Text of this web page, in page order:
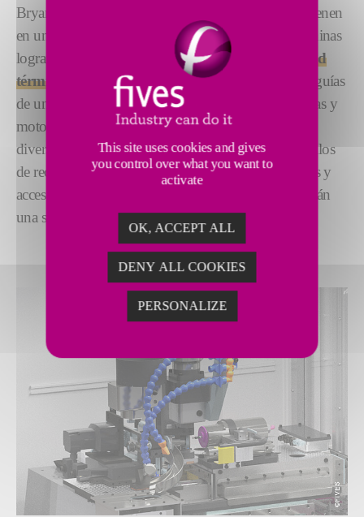
Bryant son adecuadas para muchas aplicaciones y vienen
en una variedad de tamaños. Además, nuestras máquinas
logran una
rigidez excepcional, una alta estabilidad
térmica y precisióna través de características como guías
de unidades de avance hidrostáticas, bases compuestas y
motores lineales. Lo más importante es que con las
diversas configuraciones de máquinas de guías, husillos
de rectificado, husillos de revestimiento, herramientas y
accesorios, nuestros expertos en rectificado encontrarán
una solución que se adapte a tus necesidades.
This site uses cookies and gives
you control over what you want to
activate
OK, ACCEPT ALL
DENY ALL COOKIES
PERSONALIZE